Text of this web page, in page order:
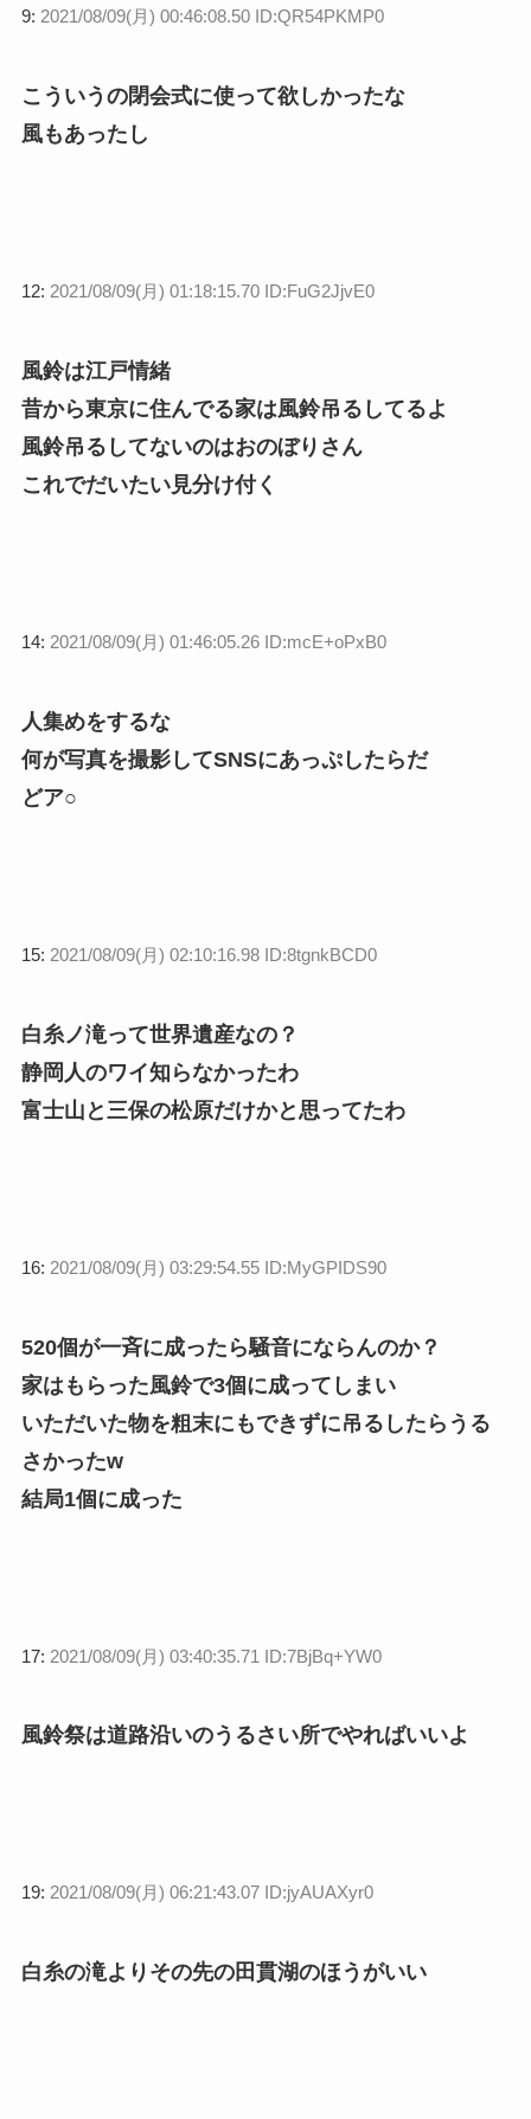
9: 2021/08/09(月) 00:46:08.50 ID:QR54PKMP0
こういうの閉会式に使って欲しかったな
風もあったし
12: 2021/08/09(月) 01:18:15.70 ID:FuG2JjvE0
風鈴は江戸情緒
昔から東京に住んでる家は風鈴吊るしてるよ
風鈴吊るしてないのはおのぼりさん
これでだいたい見分け付く
14: 2021/08/09(月) 01:46:05.26 ID:mcE+oPxB0
人集めをするな
何が写真を撮影してSNSにあっぷしたらだ
どア○
15: 2021/08/09(月) 02:10:16.98 ID:8tgnkBCD0
白糸ノ滝って世界遺産なの？
静岡人のワイ知らなかったわ
富士山と三保の松原だけかと思ってたわ
16: 2021/08/09(月) 03:29:54.55 ID:MyGPIDS90
520個が一斉に成ったら騒音にならんのか？
家はもらった風鈴で3個に成ってしまい
いただいた物を粗末にもできずに吊るしたらうる
さかったw
結局1個に成った
17: 2021/08/09(月) 03:40:35.71 ID:7BjBq+YW0
風鈴祭は道路沿いのうるさい所でやればいいよ
19: 2021/08/09(月) 06:21:43.07 ID:jyAUAXyr0
白糸の滝よりその先の田貫湖のほうがいい